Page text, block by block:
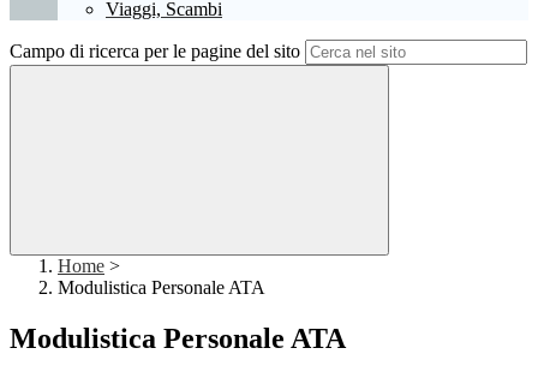
Viaggi, Scambi
Campo di ricerca per le pagine del sito
Home >
Modulistica Personale ATA
Modulistica Personale ATA